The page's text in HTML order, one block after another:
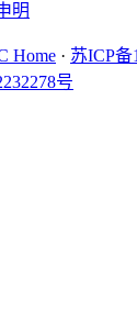
明
Home · 苏ICP备
号